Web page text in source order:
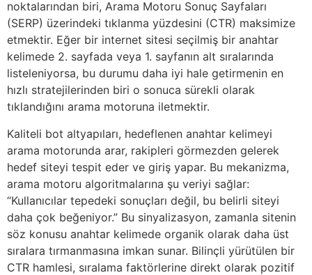
noktalarından biri, Arama Motoru Sonuç Sayfaları
(SERP) üzerindeki tıklanma yüzdesini (CTR) maksimize
etmektir. Eğer bir internet sitesi seçilmiş bir anahtar
kelimede 2. sayfada veya 1. sayfanın alt sıralarında
listeleniyorsa, bu durumu daha iyi hale getirmenin en
hızlı stratejilerinden biri o sonuca sürekli olarak
tıklandığını arama motoruna iletmektir.
Kaliteli bot altyapıları, hedeflenen anahtar kelimeyi
arama motorunda arar, rakipleri görmezden gelerek
hedef siteyi tespit eder ve giriş yapar. Bu mekanizma,
arama motoru algoritmalarına şu veriyi sağlar:
“Kullanıcılar tepedeki sonuçları değil, bu belirli siteyi
daha çok beğeniyor.” Bu sinyalizasyon, zamanla sitenin
söz konusu anahtar kelimede organik olarak daha üst
sıralara tırmanmasına imkan sunar. Bilinçli yürütülen bir
CTR hamlesi, sıralama faktörlerine direkt olarak pozitif